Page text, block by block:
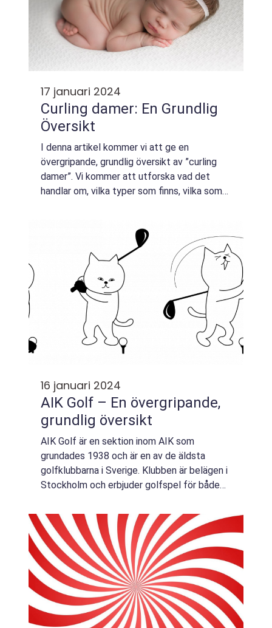
17 januari 2024
Curling damer: En Grundlig
Översikt
I denna artikel kommer vi att ge en
övergripande, grundlig översikt av ”curling
damer”. Vi kommer att utforska vad det
handlar om, vilka typer som finns, vilka som
16 januari 2024
AIK Golf – En övergripande,
grundlig översikt
AIK Golf är en sektion inom AIK som
grundades 1938 och är en av de äldsta
golfklubbarna i Sverige. Klubben är belägen i
Stockholm och erbjuder golfspel för både
har en unik och stolt historia inom svensk
golf oc...